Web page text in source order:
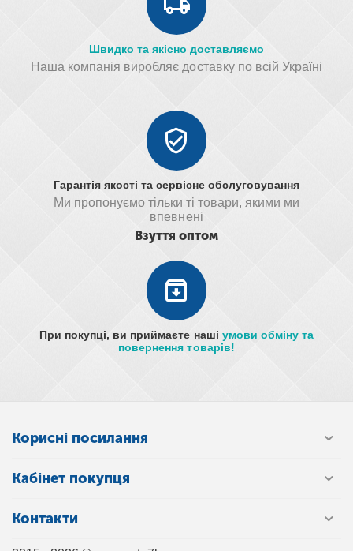
Швидко та якісно доставляємо
Наша компанія виробляє доставку по всій Україні
Гарантія якості та сервісне обслуговування
Ми пропонуємо тільки ті товари, якими ми
впевнені
Взуття оптом
При покупці, ви приймаєте наші умови обміну та
повернення товарів!
Корисні посилання
Кабінет покупця
Контакти